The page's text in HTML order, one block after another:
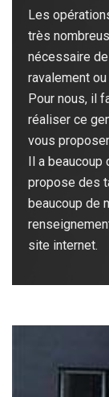
Les
très
nécessaire
ravalement
Pour nous, il
réaliser ce
vous
Il a beaucoup
propose des
beaucoup de
site internet.